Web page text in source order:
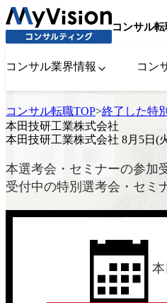
コンサル
コンサル業界情報 コン
コンサル転職TOP>終了した特
本田技研工業株式会社
本田技研工業株式会社 8月5日(
本選考会・セミナーの参加
受付中の特別選考会・セミ